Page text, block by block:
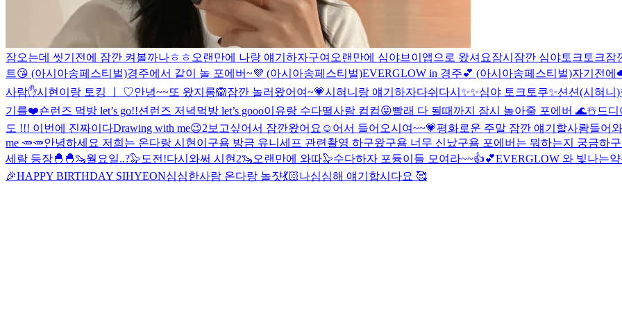
잠오는데 씻기전에 잠깐 켜볼까나ㅎㅎ 오랜만에 나랑 얘기하자구여 오랜만에 심야브이앱으로 왔셔요잠시잠깐 심야토크토크잠
트😘 (아시아송페스티벌)경주에서 같이 놀 포에버~💜 (아시아송페스티벌)EVERGLOW in 경주💕 (아시아송페스티벌)자기전에
사람✋시현이랑 토킹 ㅣ ♡안녕~~또 왔지롱🙉잠깐 놀러왔어여~💗시혀니랑 얘기하자다쉬다시✨✨심야 토크토쿠✨션션(시혀니
기를❤️숀런즈 먹방 let’s go!!션런즈 저녁먹방 let’s gooo이유랑 수다떨사람 컴컴😜빨래 다 될때까지 잠시 놀아줄 포에버 🌊☃️드
도 !!! 이번에 진짜이다Drawing with me😉2 보고싶어서 잠깐왔어요☺️ 어서 들어오시여~~💗평화로운 주말 잠깐 얘기할사뢈들어
me 🥕🥕안녕하세요 저희는 온다랑 시현이구욤 방금 유니세프 관련촬영 하구왔구욤 너무 신났구욤 포에버는 뭐하는지 궁금하
세람 등장🐣🐣🦦월요일..?🦭도전!다시와써 시현2🦦오랜만에 와따🦭수다하자 포듕이들 모여라~~👍💕EVERGLOW 와 빛나는
🎉HAPPY BIRTHDAY SIHYEON심심한사람 온다랑 놀쟛💃🏻나심심해 얘기합시다요 🥰